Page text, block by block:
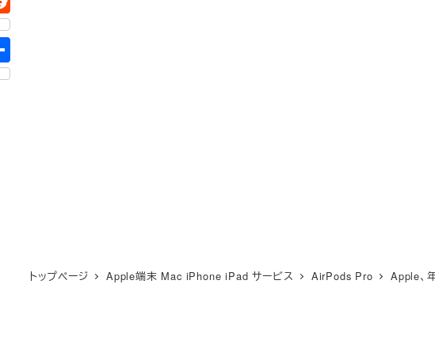
トップページ Apple端末 Mac iPhone iPad サービス AirPods Pro Apple、